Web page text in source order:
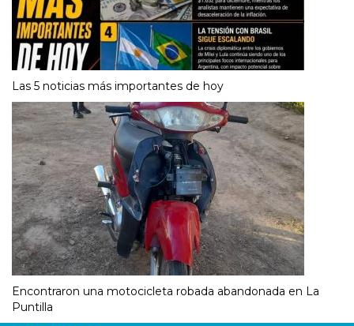
Las 5 noticias más importantes de hoy
Encontraron una motocicleta robada abandonada en La
Puntilla